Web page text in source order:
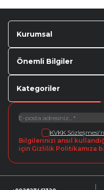
Kurumsal
Önemli Bilgiler
Kategoriler
KVKK
Bilgilerinizi ansıl
için Gizlilik Politikamıza